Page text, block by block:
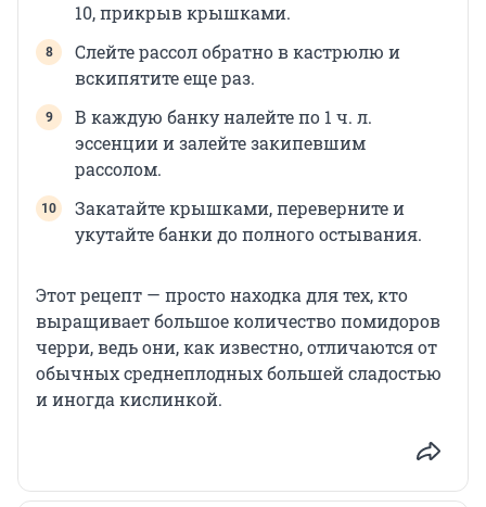
10, прикрыв крышками.
Слейте рассол обратно в кастрюлю и
вскипятите еще раз.
В каждую банку налейте по 1 ч. л.
эссенции и залейте закипевшим
рассолом.
Закатайте крышками, переверните и
укутайте банки до полного остывания.
Этот рецепт — просто находка для тех, кто
выращивает большое количество помидоров
черри, ведь они, как известно, отличаются от
обычных среднеплодных большей сладостью
и иногда кислинкой.